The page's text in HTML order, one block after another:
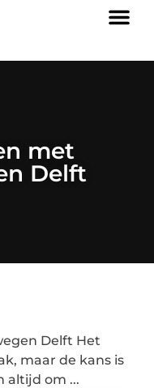
met
Delft
Delft Het
maar de kans is
altijd om ...